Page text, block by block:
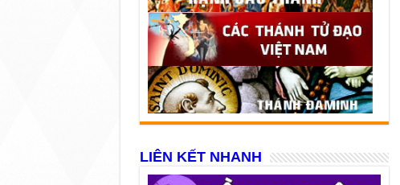
LIÊN KẾT NHANH